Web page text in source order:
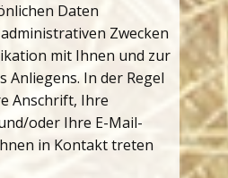
Daten
Zwecken
mit Ihnen und zur
Anliegens. In der Regel
Anschrift, Ihre
oder Ihre E-Mail-
in Kontakt treten